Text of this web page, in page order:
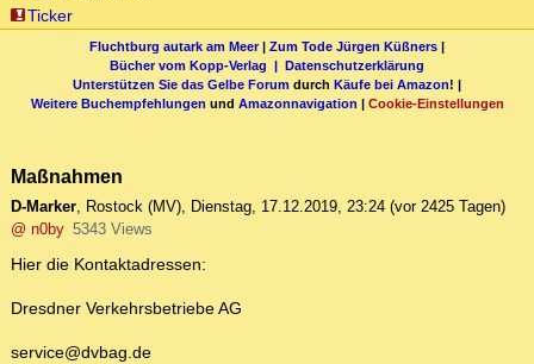
Ticker
Fluchtburg autark am Meer| Zum Tode Jürgen Küßners |
Bücher vom Kopp-Verlag | Datenschutzerklärung
Unterstützen Sie das Gelbe Forum durch Käufe bei Amazon! |
Weitere Buchempfehlungen und Amazonnavigation | Cookie-Einstellungen
Maßnahmen
D-Marker, Rostock (MV), Dienstag, 17.12.2019, 23:24 (vor 2425 Tagen)
@ n0by 5343 Views
Hier die Kontaktadressen:
Dresdner Verkehrsbetriebe AG
service@dvbag.de